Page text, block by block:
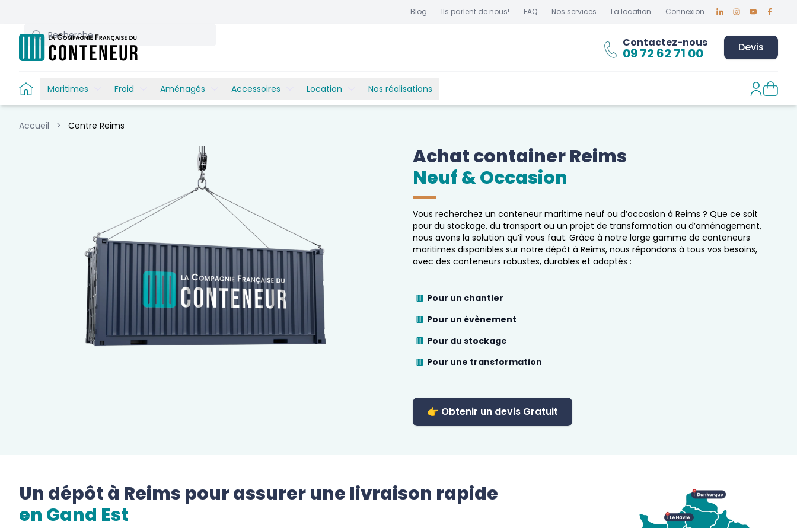
Blog Ils parlent de nous! FAQ Nos services La location Connexion LinkedinInstagram
Youtube
Recherche
Contactez-nous
09 72 62 71 00 Devis
Maritimes Froid Aménagés Accessoires Location Nos réalisations
Accueil > Centre Reims
Achat container Reims
Neuf & Occasion
Vous recherchez un conteneur maritime neuf ou d’occasion à Reims ? Que ce soit
pour du stockage, du transport ou un projet de transformation ou d’aménagement,
nous avons la solution qu’il vous faut. Grâce à notre large gamme de conteneurs
maritimes disponibles sur notre dépôt à Reims, nous répondons à tous vos besoins,
avec des conteneurs robustes, durables et adaptés :
Pour un chantier
Pour un évènement
Pour du stockage
Pour une transformation
👉 Obtenir un devis Gratuit
Un dépôt à Reims pour assurer une livraison rapide
en Gand Est